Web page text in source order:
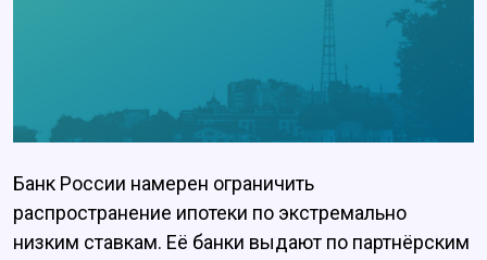
Банк России намерен ограничить
распространение ипотеки по экстремально
низким ставкам. Её банки выдают по партнёрским